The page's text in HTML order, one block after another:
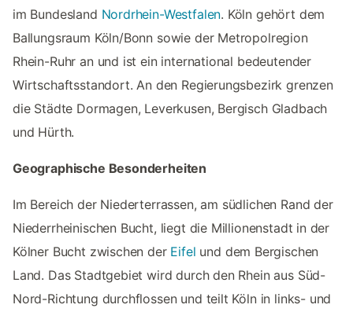
im Bundesland Nordrhein-Westfalen. Köln gehört dem
Ballungsraum Köln/Bonn sowie der Metropolregion
Rhein-Ruhr an und ist ein international bedeutender
Wirtschaftsstandort. An den Regierungsbezirk grenzen
die Städte Dormagen, Leverkusen, Bergisch Gladbach
und Hürth.
Geographische Besonderheiten
Im Bereich der Niederterrassen, am südlichen Rand der
Niederrheinischen Bucht, liegt die Millionenstadt in der
Kölner Bucht zwischen der Eifel und dem Bergischen
Land. Das Stadtgebiet wird durch den Rhein aus Süd-
Nord-Richtung durchflossen und teilt Köln in links- und